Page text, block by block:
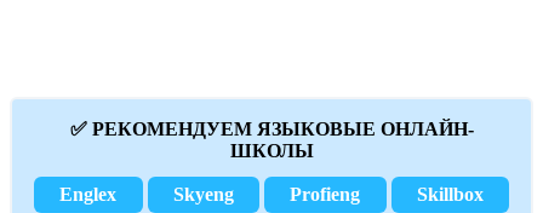
✅ РЕКОМЕНДУЕМ ЯЗЫКОВЫЕ ОНЛАЙН-
ШКОЛЫ
Englex Skyeng Profieng Skillbox